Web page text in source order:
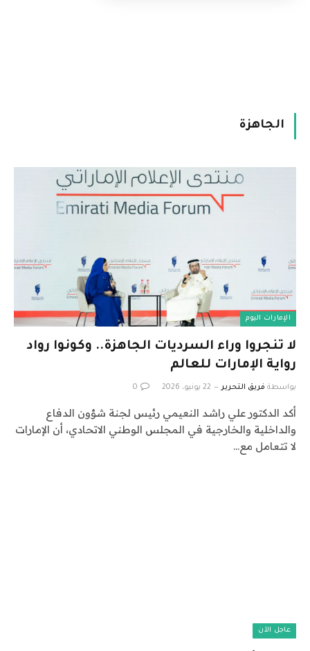
الجاهزة
الإمارات اليوم
لا تنجروا وراء السرديات الجاهزة.. وكونوا رواد
رواية الإمارات للعالم
بواسطة فريق التحرير 22 يونيو، 2026 0
أكد الدكتور علي راشد النعيمي رئيس لجنة شؤون الدفاع
والداخلية والخارجية في المجلس الوطني الاتحادي، أن الإمارات
لا تتعامل مع…
عاجل الآن